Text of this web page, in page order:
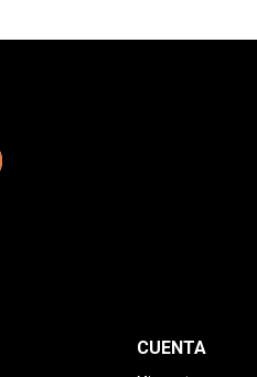
CUENTA